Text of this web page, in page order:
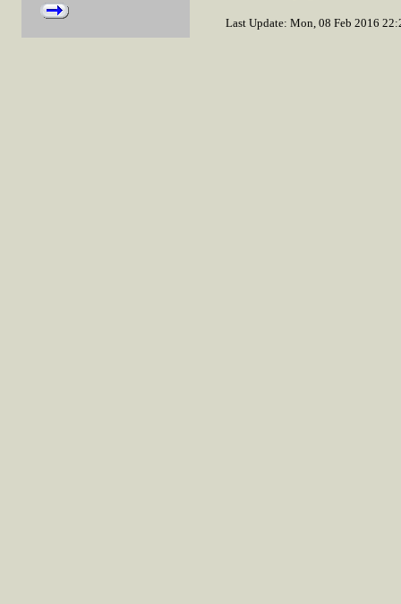
Last Update: Mon, 08 Feb 2016